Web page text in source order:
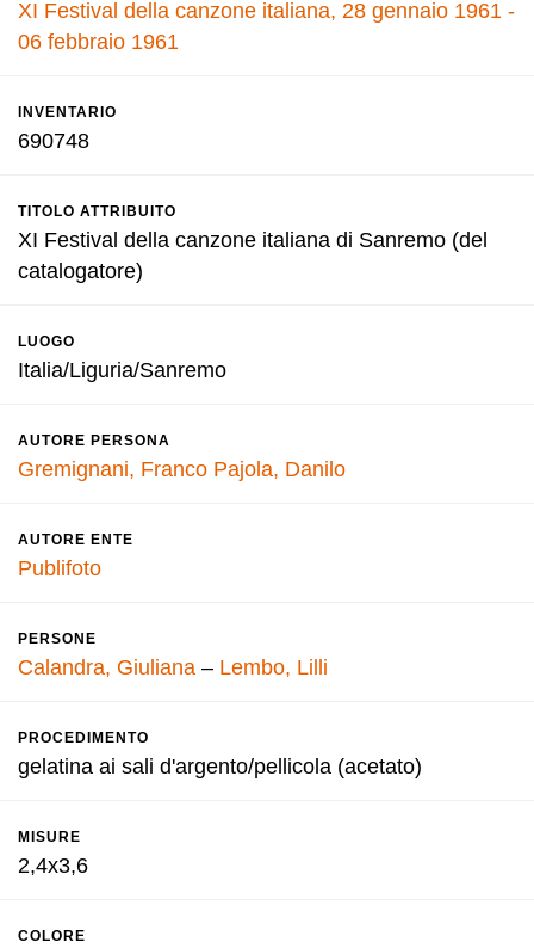
XI Festival della canzone italiana, 28 gennaio 1961 -
06 febbraio 1961
INVENTARIO
690748
TITOLO ATTRIBUITO
XI Festival della canzone italiana di Sanremo (del
catalogatore)
LUOGO
Italia/Liguria/Sanremo
AUTORE PERSONA
Gremignani, Franco Pajola, Danilo
AUTORE ENTE
Publifoto
PERSONE
Calandra, Giuliana – Lembo, Lilli
PROCEDIMENTO
gelatina ai sali d'argento/pellicola (acetato)
MISURE
2,4x3,6
COLORE